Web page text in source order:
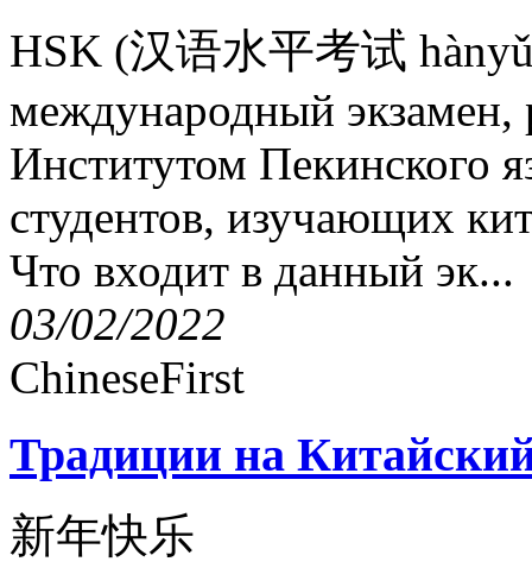
HSK (汉语水平考试
международный экзамен,
Институтом Пекинского
студентов, изучающих
Что входит в данный эк...
03/02/2022
ChineseFirst
Традиции на
新年快乐